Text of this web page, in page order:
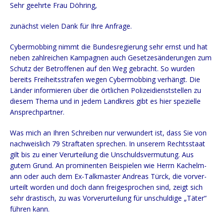
Sehr geehr­te Frau Döhring,
zunächst vie­len Dank für Ihre Anfrage.
Cyber­mob­bing nimmt die Bun­des­re­gie­rung sehr ernst und hat
neben zahl­rei­chen Kam­pa­gnen auch Geset­zes­än­de­run­gen zum
Schutz der Betrof­fe­nen auf den Weg gebracht. So wur­den
bereits Frei­heits­stra­fen wegen Cyber­mob­bing ver­hängt. Die
Län­der infor­mie­ren über die ört­li­chen Poli­zei­dienst­stel­len zu
die­sem The­ma und in jedem Land­kreis gibt es hier spe­zi­el­le
Ansprechpartner.
Was mich an Ihren Schrei­ben nur ver­wun­dert ist, dass Sie von
nach­weis­lich 79 Straf­ta­ten spre­chen. In unse­rem Rechts­staat
gilt bis zu einer Ver­ur­tei­lung die Unschulds­ver­mu­tung. Aus
gutem Grund. An pro­mi­nen­ten Bei­spie­len wie Herrn Kachelm­
ann oder auch dem Ex-Talk­mas­ter Andre­as Tür­ck, die vor­ver­
ur­teilt wor­den und doch dann frei­ge­spro­chen sind, zeigt sich
sehr dras­tisch, zu was Vor­ver­ur­tei­lung für unschul­di­ge „Täter“
füh­ren kann.